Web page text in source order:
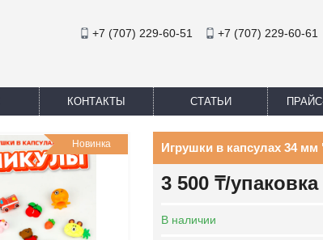
+7 (707) 229-60-51 +7 (707) 229-60-61
КОНТАКТЫ СТАТЬИ
Новинка Игрушки в капсулах 34 мм
3 500 ₸/упаковка
В наличии